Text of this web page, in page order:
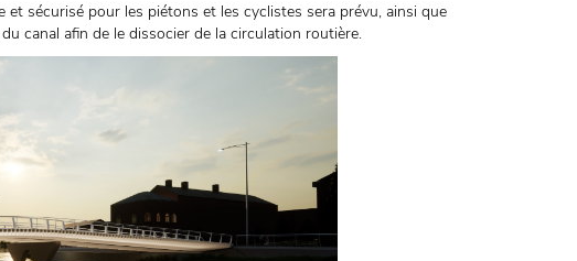
et sécurisé pour les piétons et les cyclistes sera prévu, ainsi que
canal afin de le dissocier de la circulation routière.